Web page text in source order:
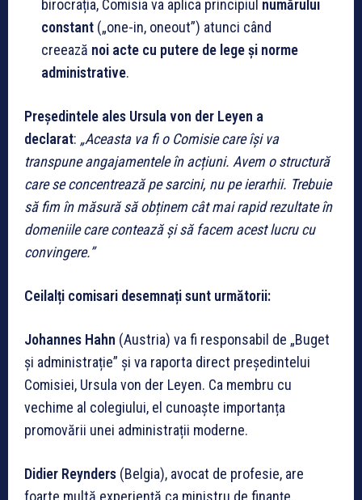
birocrația, Comisia va aplica principiul numărului
constant („one-in, one­out”) atunci când
creează noi acte cu putere de lege și norme
administrative.
Președintele ales Ursula von der Leyen a
declarat: „Aceasta va fi o Comisie care își va
transpune angajamentele în acțiuni. Avem o structură
care se concentrează pe sarcini, nu pe ierarhii. Trebuie
să fim în măsură să obținem cât mai rapid rezultate în
domeniile care contează și să facem acest lucru cu
convingere.”
Ceilalți comisari desemnați sunt următorii:
Johannes Hahn (Austria) va fi responsabil de „Buget
și administrație” și va raporta direct președintelui
Comisiei, Ursula von der Leyen. Ca membru cu
vechime al colegiului, el cunoaște importanța
promovării unei administrații moderne.
Didier Reynders (Belgia), avocat de profesie, are
foarte multă experiență ca ministru de finanțe,